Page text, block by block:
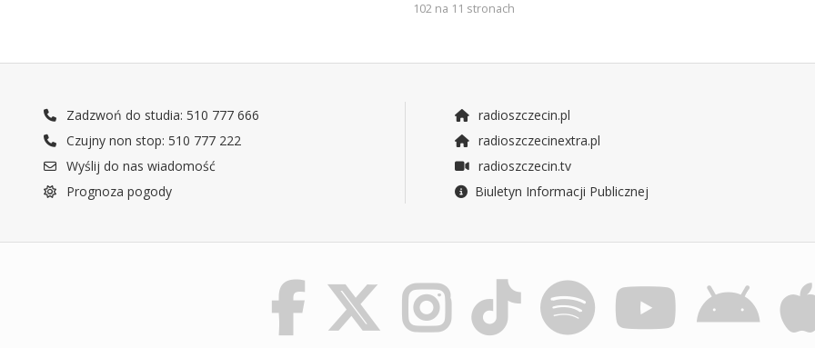
102 na 11 stronach
Zadzwoń do studia: 510 777 666
Czujny non stop: 510 777 222
Wyślij do nas wiadomość
Prognoza pogody
radioszczecin.pl
radioszczecinextra.pl
radioszczecin.tv
Biuletyn Informacji Publicznej